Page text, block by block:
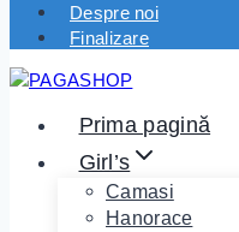
Despre noi
Finalizare
Prima pagină
Girl’s
Camasi
Hanorace